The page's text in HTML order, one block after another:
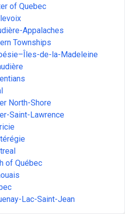
of Quebec
Appalaches
Townships
de-la-Madeleine
North-Shore
Saint-Lawrence
of Québec
Lac-Saint-Jean